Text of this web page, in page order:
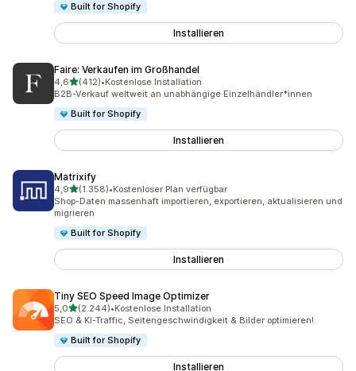
Built for Shopify
Installieren
Faire: Verkaufen im Großhandel
4,6von 5 Sternen
(412)
412 Rezensionen insgesamt
•Kostenlose Installation
B2B-Verkauf weltweit an unabhängige Einzelhändler*innen
Built for Shopify
Installieren
Matrixify
4,9von 5 Sternen
(1.358)
1358 Rezensionen insgesamt
•Kostenloser Plan verfügbar
Shop-Daten massenhaft importieren, exportieren, aktualisieren und
migrieren
Built for Shopify
Installieren
Tiny SEO Speed Image Optimizer
5,0von 5 Sternen
(2.244)
2244 Rezensionen insgesamt
•Kostenlose Installation
SEO & KI-Traffic, Seitengeschwindigkeit & Bilder optimieren!
Built for Shopify
Installieren